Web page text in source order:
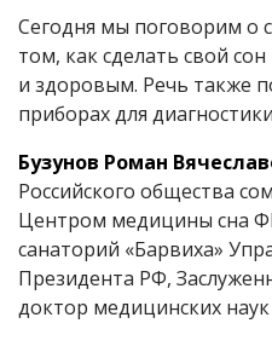
Сегодня мы поговорим о
том, как сделать свой
и здоровым. Речь также
приборах для
Бузунов Роман
Российского общества
Центром медицины сна
санаторий «Барвиха»
Президента РФ,
доктор медицинских наук